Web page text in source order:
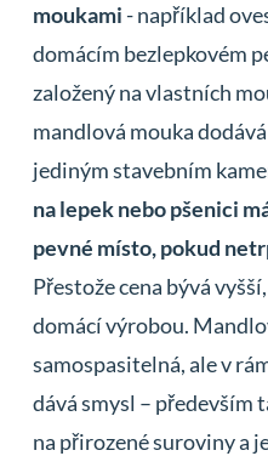
moukami - například
domácím bezlepkovém
založený na vlastních
mandlová mouka
jediným stavebním
na lepek nebo pšenici
pevné místo, pokud
Přestože cena bývá
domácí výrobou.
samospasitelná, ale v
dává smysl – především
na přirozené suroviny a